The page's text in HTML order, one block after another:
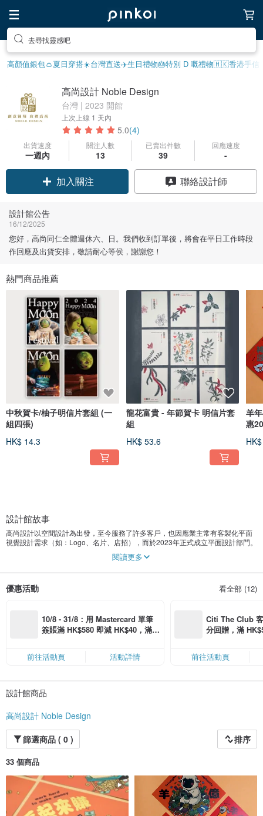
去尋找靈感吧
高顏值銀包👛夏日穿搭☀️台灣直送✈️生日禮物🎂特別 D 嘅禮物🇭🇰香港手信
高尚設計 Noble Design
台灣 | 2023 開館
上次上線 1 天內
5.0(4)
出貨速度
一週內
關注人數
13
已賣出件數
39
回應速度
-
加入關注 聯絡設計師
設計館公告
16/12/2025
您好，高尚同仁全體週休六、日。我們收到訂單後，將會在平日工作時段
作回應及出貨安排，敬請耐心等侯，謝謝您！
熱門商品推薦
中秋賀卡/柚子明信片套組 (一
組四張)
HK$ 14.3
龍花富貴 - 年節賀卡 明信片套
組
HK$ 53.6
羊
惠
設計館故事
高尚設計以空間設計為出發，至今服務了許多客戶，也因應業主常有客製化平面
視覺設計需求（如：Logo、名片、店招），而於2023年正式成立平面設計部門。
擅於客製化服務的高尚思索著，是不是要推出一些讓大家都可以購買的好設計
2024年高尚禮品成立，精心推出了數款年節商品，包括紅包袋、賀卡、年曆卡…
閱讀更多
優惠活動 看全部 (12)
10/8 - 31/8：用 Mastercard 單筆
簽賬滿 HK$580 即減 HK$40，滿 H
額有限，額滿即止，僅限「常用信
前往活動頁 活動詳情
Citi The Club
分回贈，滿
前往活動頁
設計館商品
高尚設計 Noble Design
篩選商品 ( 0 )
排序
33 個商品